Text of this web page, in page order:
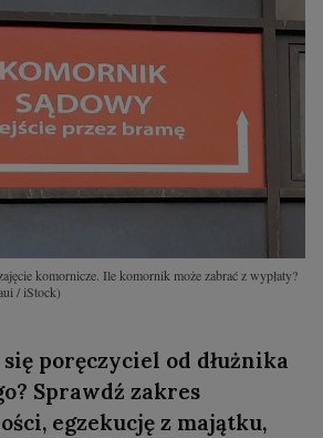
komornicze. Ile komornik może zabrać z wypłaty?
/ iStock)
poręczyciel od dłużnika
Sprawdź zakres
egzekucję z majątku,